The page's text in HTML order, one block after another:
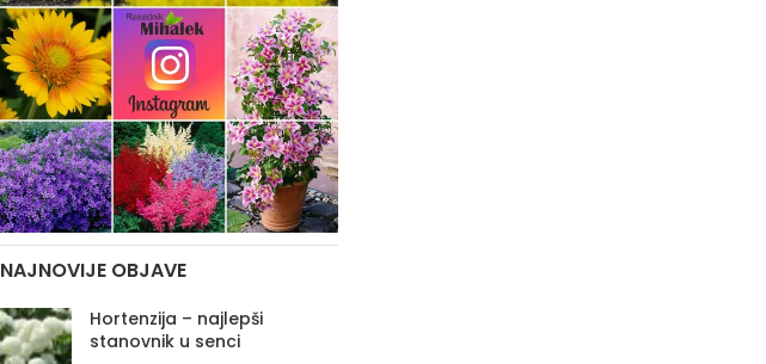
NAJNOVIJE OBJAVE
Hortenzija – najlepši
stanovnik u senci